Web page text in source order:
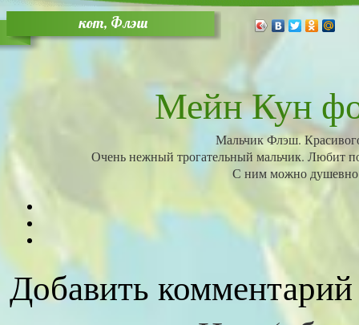
кот, Флэш
Мейн Кун
Мальчик Флэш.
Очень нежный трогательный мальчик. Любит
С ним можно
Добавить комментарий